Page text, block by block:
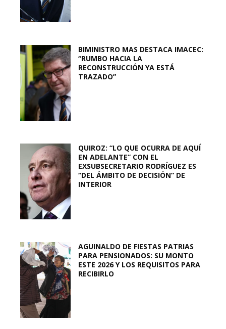
BIMINISTRO MAS DESTACA IMACEC:
“RUMBO HACIA LA
RECONSTRUCCIÓN YA ESTÁ
TRAZADO”
QUIROZ: “LO QUE OCURRA DE AQUÍ
EN ADELANTE” CON EL
EXSUBSECRETARIO RODRÍGUEZ ES
“DEL ÁMBITO DE DECISIÓN” DE
INTERIOR
AGUINALDO DE FIESTAS PATRIAS
PARA PENSIONADOS: SU MONTO
ESTE 2026 Y LOS REQUISITOS PARA
RECIBIRLO